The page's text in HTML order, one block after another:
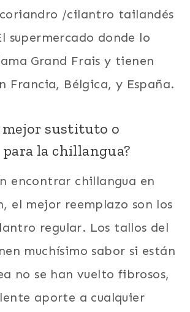
/cilantro tailandés
supermercado donde lo
Grand Frais y tienen
Francia, Bélgica, y España.
mejor sustituto o
la chillangua?
encontrar chillangua en
el mejor reemplazo son los
regular. Los tallos del
muchísimo sabor si están
no se han vuelto fibrosos,
aporte a cualquier